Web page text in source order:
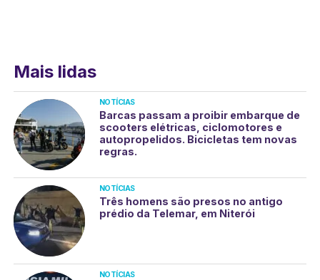
Mais lidas
NOTÍCIAS
Barcas passam a proibir embarque de
scooters elétricas, ciclomotores e
autopropelidos. Bicicletas tem novas
regras.
NOTÍCIAS
Três homens são presos no antigo
prédio da Telemar, em Niterói
NOTÍCIAS